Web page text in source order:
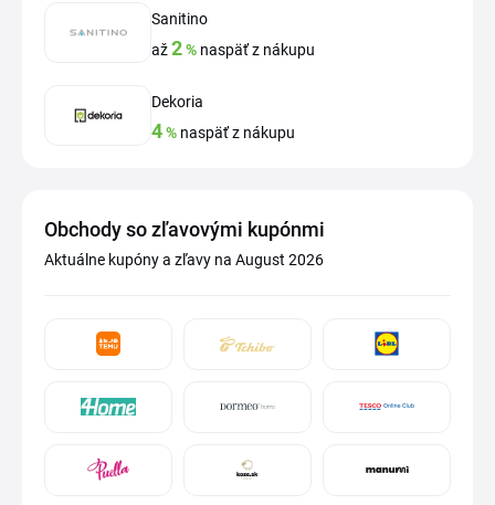
Sanitino
až2% naspäť z nákupu
Dekoria
4% naspäť z nákupu
Obchody so zľavovými kupónmi
Aktuálne kupóny a zľavy na August 2026